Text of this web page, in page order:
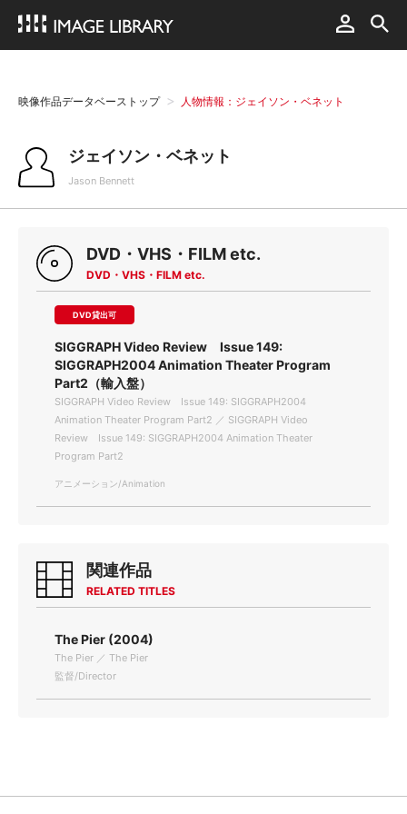
映像作品データベーストップ 人物情報：ジェイソン・ベネット
ジェイソン・ベネット
Jason Bennett
DVD・VHS・FILM etc.
DVD・VHS・FILM etc.
DVD貸出可
SIGGRAPH Video Review Issue 149:
SIGGRAPH2004 Animation Theater Program
Part2（輸入盤）
SIGGRAPH Video Review Issue 149: SIGGRAPH2004
Animation Theater Program Part2 ／ SIGGRAPH Video
Review Issue 149: SIGGRAPH2004 Animation Theater
Program Part2
アニメーション/Animation
関連作品
RELATED TITLES
The Pier (2004)
The Pier ／ The Pier
監督/Director